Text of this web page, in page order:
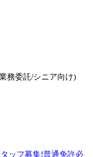
務委託/シニア向け)
ッフ募集!普通免許必